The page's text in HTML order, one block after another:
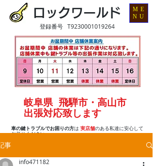
ロックワールド
車の鍵トラブルでお困りの方は 実店舗のある私達に安心して
お任せください
岐阜県 飛騨市・高山市
出張対応致します
登録番号 T9230001019264
ME
NU
事
info471182